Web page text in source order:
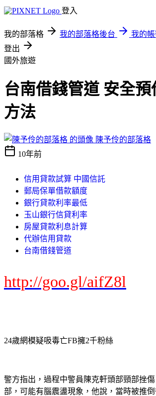
登入
我的部落格 我的部落格後台
我的
登出
國外旅遊
台南借錢管道 安全預
方法
陳予伶的部落格
10年前
信用貸款試算 中國信託
郵局保單借款額度
銀行貸款利率最低
玉山銀行信貸利率
房屋貸款利息計算
代辦信用貸款
台南借錢管道
http://goo.gl/aifZ8l
24歲網模疑吸毒亡FB擁2千粉絲
警方指出，過程中警員陳克軒頭部頸部挫
部，可能有腦震盪現象，他說，當時被推